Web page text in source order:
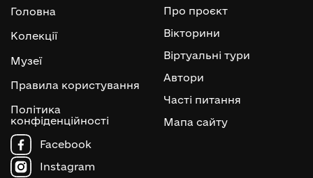
Головна
Колекції
Музеї
Правила користування
Політика
конфіденційності
Про проєкт
Вікторини
Віртуальні тури
Автори
Часті питання
Мапа сайту
Facebook
Instagram